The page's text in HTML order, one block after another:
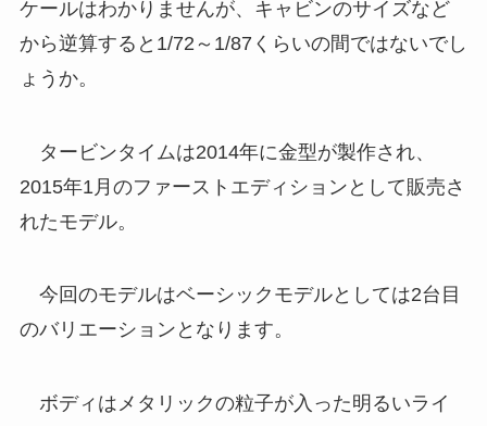
ケールはわかりませんが、キャビンのサイズなど
から逆算すると1/72～1/87くらいの間ではないでし
ょうか。
タービンタイムは2014年に金型が製作され、
2015年1月のファーストエディションとして販売さ
れたモデル。
今回のモデルはベーシックモデルとしては2台目
のバリエーションとなります。
ボディはメタリックの粒子が入った明るいライ